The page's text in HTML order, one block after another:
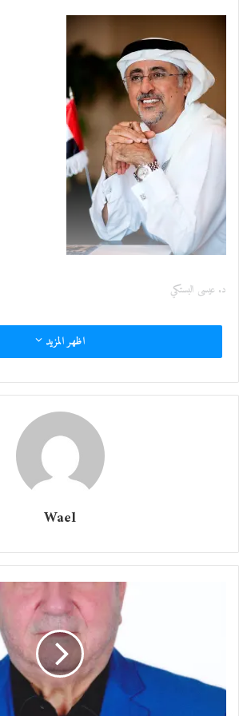
ت
ر
و
ن
ي
د. عيسى البستكي
د. سعيد الظاهري
تستضيف جامعة دبي بمقرها في المدينة
الأربعاء المقبل ندوة جمعية المهندسين
فرع الإمارات حول تقنية “بلوك
الجلسة الافتتاحية للندوة الدكتور
اظهر المزيد
Wael